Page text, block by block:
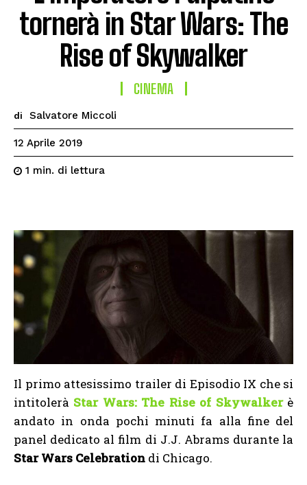
tornerà in Star Wars: The
Rise of Skywalker
CINEMA
di Salvatore Miccoli
12 Aprile 2019
1 min. di lettura
Il primo attesissimo trailer di Episodio IX che si
intitolerà Star Wars: The Rise of Skywalkerè
andato in onda pochi minuti fa alla fine del
panel dedicato al film di J.J. Abrams durante la
Star Wars Celebration di Chicago.